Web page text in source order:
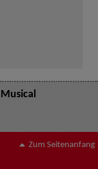
Musical
Zum Seitenanfang